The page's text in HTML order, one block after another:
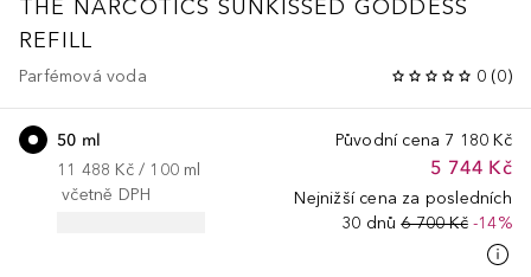
THE NARCOTICS SUNKISSED GODDESS
REFILL
Parfémová voda 0 (0)
Původní cena 7 180 Kč
5 744 Kč
Nejnižší cena za posledních
30 dnů 6 700 Kč-14%
50 ml
11 488 Kč / 100 ml
včetně DPH